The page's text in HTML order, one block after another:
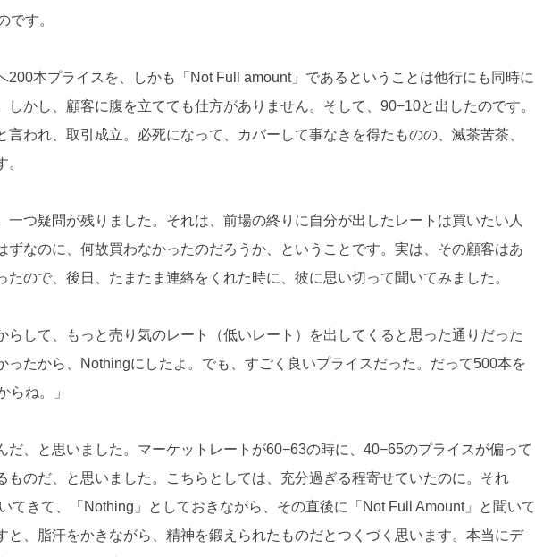
です。
200本プライスを、しかも「Not Full amount」であるということは他行にも同時に
しかし、顧客に腹を立てても仕方がありません。そして、90−10と出したのです。
われ、取引成立。必死になって、カバーして事なきを得たものの、滅茶苦茶、
一つ疑問が残りました。それは、前場の終りに自分が出したレートは買いたい人
ずなのに、何故買わなかったのだろうか、ということです。実は、その顧客はあ
たので、後日、たまたま連絡をくれた時に、彼に思い切って聞いてみました。
らして、もっと売り気のレート（低いレート）を出してくると思った通りだった
ったから、Nothingにしたよ。でも、すごく良いプライスだった。だって500本を
らね。」
だ、と思いました。マーケットレートが60−63の時に、40−65のプライスが偏って
ものだ、と思いました。こちらとしては、充分過ぎる程寄せていたのに。それ
てきて、「Nothing」としておきながら、その直後に「Not Full Amount」と聞いて
と、脂汗をかきながら、精神を鍛えられたものだとつくづく思います。本当にデ